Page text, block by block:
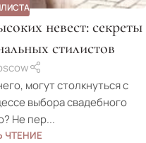
невест: секреты
стилистов
могут столкнуться с
выбора свадебного
Не пер...
ЧТЕНИЕ